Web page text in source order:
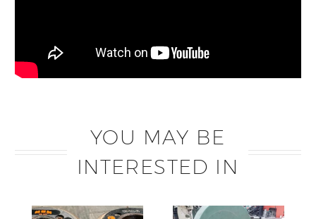
YOU MAY BE
INTERESTED IN